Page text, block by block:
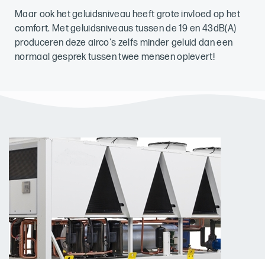
Maar ook het geluidsniveau heeft grote invloed op het
comfort. Met geluidsniveaus tussen de 19 en 43dB(A)
produceren deze airco's zelfs minder geluid dan een
normaal gesprek tussen twee mensen oplevert!